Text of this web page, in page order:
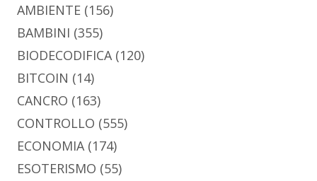
AMBIENTE (156)
BAMBINI (355)
BIODECODIFICA(120)
BITCOIN (14)
CANCRO (163)
CONTROLLO (555)
ECONOMIA(174)
ESOTERISMO (55)